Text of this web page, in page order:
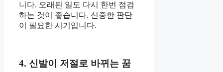
니다. 오래된 일도 다시 한번 점검
하는 것이 좋습니다. 신중한 판단
이 필요한 시기입니다.
4. 신발이 저절로 바뀌는 꿈